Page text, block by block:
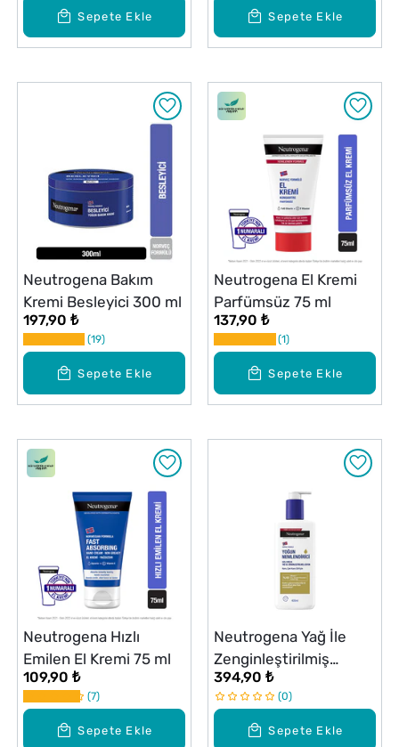
Sepete Ekle Sepete Ekle
Sepete Ekle
Neutrogena Bakım
Kremi Besleyici 300 ml
197,90 ₺
19
Sepete Ekle
Neutrogena El Kremi
Parfümsüz 75 ml
137,90 ₺
1
Sepete Ekle
Neutrogena Hızlı
Emilen El Kremi 75 ml
109,90 ₺
7
Sepete Ekle
Neutrogena Yağ İle
Zenginleştirilmiş
Losyon 400 ml
394,90 ₺
0